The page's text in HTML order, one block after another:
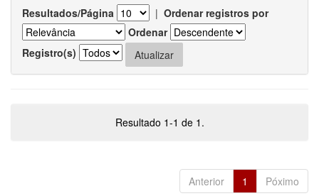
Resultados/Página | Ordenar registros por
Ordenar
Registro(s)
Resultado 1-1 de 1.
Anterior 1 Póximo